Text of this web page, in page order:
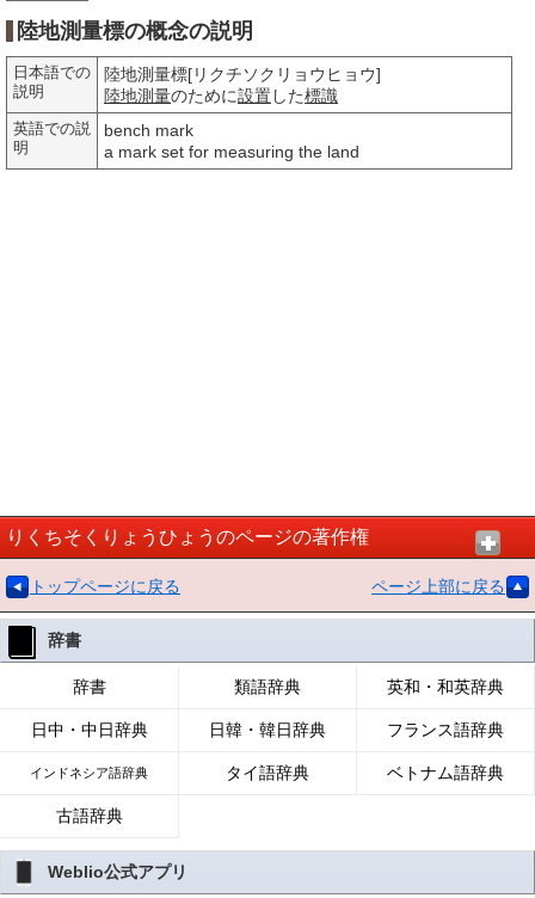
陸地測量標の概念の説明
日本語での
説明
陸地測量標[リクチソクリョウヒョウ]
陸地測量のために設置した標識
英語での説
明
bench mark
a mark set for measuring the land
りくちそくりょうひょうのページの著作権
トップページに戻る ページ上部に戻る
辞書
辞書 類語辞典 英和・和英辞典
日中・中日辞典 日韓・韓日辞典 フランス語辞典
インドネシア語辞典 タイ語辞典 ベトナム語辞典
古語辞典
Weblio公式アプリ